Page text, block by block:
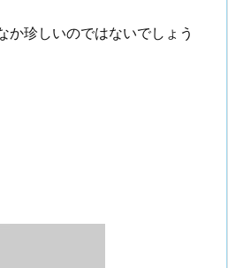
か珍しいのではないでしょう